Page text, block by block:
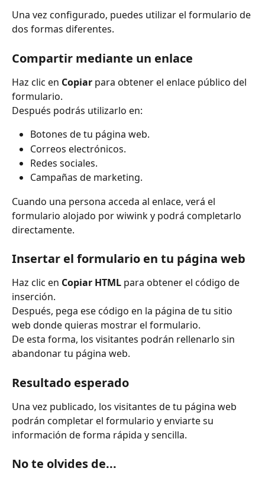
Una vez configurado, puedes utilizar el formulario de
dos formas diferentes.
Compartir mediante un enlace
Haz clic en Copiar para obtener el enlace público del
formulario.
Después podrás utilizarlo en:
Botones de tu página web.
Correos electrónicos.
Redes sociales.
Campañas de marketing.
Cuando una persona acceda al enlace, verá el
formulario alojado por wiwink y podrá completarlo
directamente.
Insertar el formulario en tu página web
Haz clic en Copiar HTML para obtener el código de
inserción.
Después, pega ese código en la página de tu sitio
web donde quieras mostrar el formulario.
De esta forma, los visitantes podrán rellenarlo sin
abandonar tu página web.
Resultado esperado
Una vez publicado, los visitantes de tu página web
podrán completar el formulario y enviarte su
información de forma rápida y sencilla.
No te olvides de...